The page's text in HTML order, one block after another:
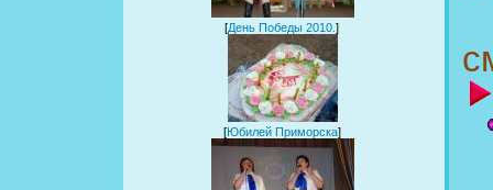
[День Победы 2010.]
[Юбилей Приморска]